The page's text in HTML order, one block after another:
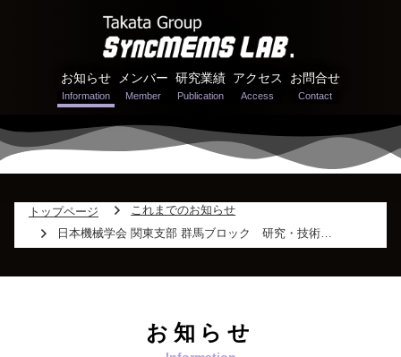
お知らせ メンバー 研究業績 アクセス お問合せ
トップページ
これまでのお知らせ
日本機械学会 関東支部 群馬ブロック 研究・技術交流会 2025 の運営を行いました。
お知らせ